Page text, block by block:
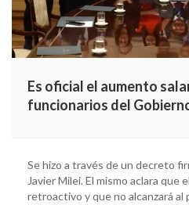
Es oficial el aumento
funcionarios del
Se hizo a través de un decreto
Javier Milei. El mismo aclara que
retroactivo y que no alcanzará